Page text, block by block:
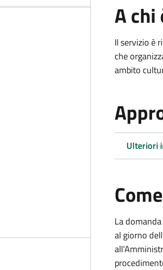
A
Il servizio è
che
ambito
Ulteriori
La
al giorno